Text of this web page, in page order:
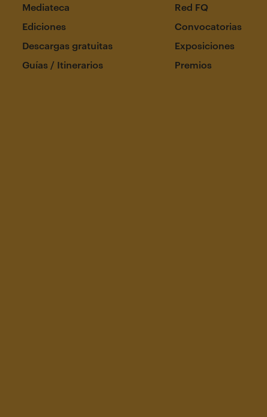
Mediateca
Ediciones
Descargas gratuitas
Guías / Itinerarios
Red FQ
Convocatorias
Exposiciones
Premios